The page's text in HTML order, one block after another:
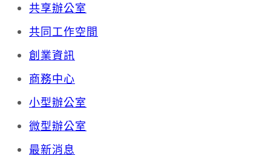
共享辦公室
共同工作空間
創業資訊
商務中心
小型辦公室
微型辦公室
最新消息